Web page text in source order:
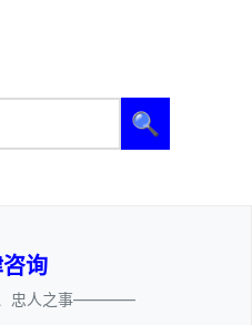
🔍
询
忠人之事————